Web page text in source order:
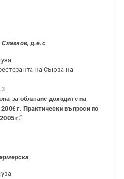
д.е.с.
на Съюза на
за облагане доходите на
г. Практически въпроси по
г.”